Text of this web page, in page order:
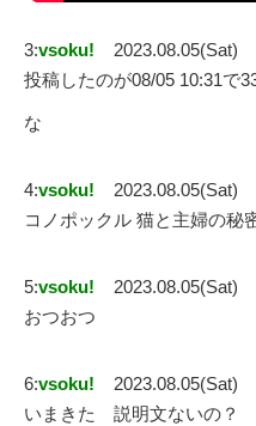
3:vsoku!
2023.08.05(Sat)
投稿したのが08/05 10:31で
な
4:vsoku!
2023.08.05(Sat)
コノポックル 猫と主婦の秘
5:vsoku!
2023.08.05(Sat)
おつおつ
6:vsoku!
2023.08.05(Sat)
いまきた 説明文ないの？